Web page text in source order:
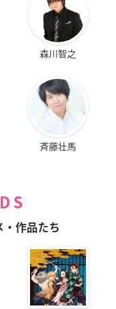
森川智之
斉藤壮馬
・作品たち